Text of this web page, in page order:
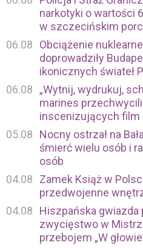
narkotyki o wartości
w szczecińskim
06.08
Obciążenie
doprowadziły
ikonicznych świateł
06.08
„Wytnij, wydrukuj,
marines
inscenizujących film
05.08
Nocny ostrzał na
śmierć wielu osób i
osób
04.08
Zamek Książ w
przedwojenne
04.08
Hiszpańska gwiazda
zwycięstwo w
przebojem „W